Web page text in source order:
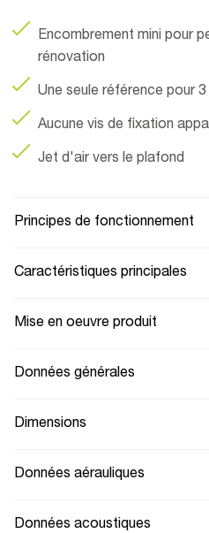
Encombrement mini pour
rénovation
Une seule référence pour
Aucune vis de fixation
Jet d'air vers le plafond
Principes de fonctionnement
Caractéristiques principales
Mise en oeuvre produit
Données générales
Dimensions
Données aérauliques
Données acoustiques